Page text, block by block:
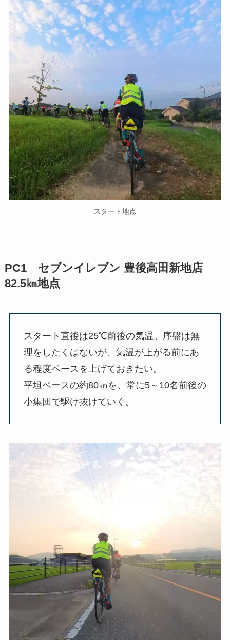
スタート地点
PC1 セブンイレブン 豊後高田新地店
82.5㎞地点
スタート直後は25℃前後の気温。序盤は無
理をしたくはないが、気温が上がる前にあ
る程度ペースを上げておきたい。
平坦ベースの約80㎞を、常に5～10名前後の
小集団で駆け抜けていく。